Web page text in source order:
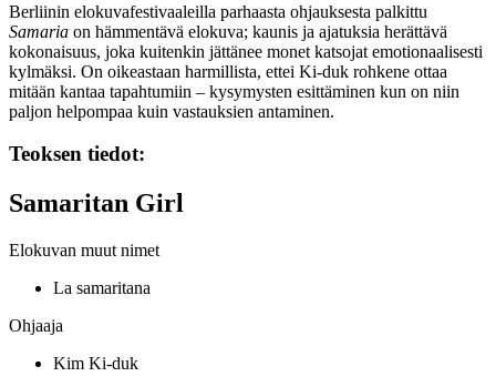
Berliinin elokuvafestivaaleilla parhaasta ohjauksesta palkittu
Samaria on hämmentävä elokuva; kaunis ja ajatuksia herättävä
kokonaisuus, joka kuitenkin jättänee monet katsojat emotionaalisesti
kylmäksi. On oikeastaan harmillista, ettei Ki‑duk rohkene ottaa
mitään kantaa tapahtumiin – kysymysten esittäminen kun on niin
paljon helpompaa kuin vastauksien antaminen.
Teoksen tiedot:
Samaritan Girl
Elokuvan muut nimet
La samaritana
Ohjaaja
Kim Ki-duk